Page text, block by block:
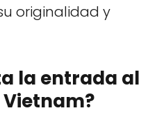
originalidad y
la entrada al